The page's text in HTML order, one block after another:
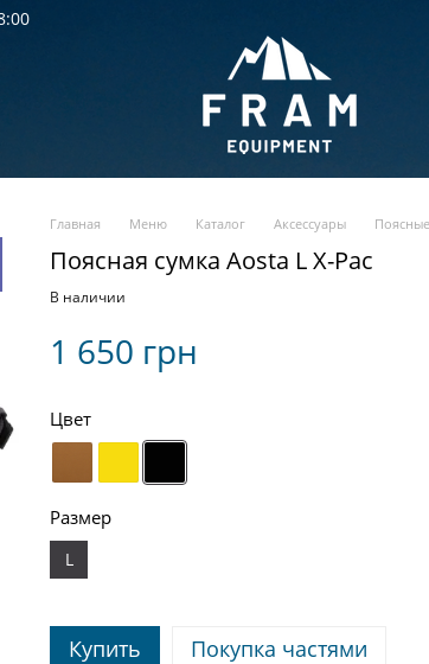
Главная Меню Каталог Аксессуары
Поясная сумка Aosta L X-Pac
В наличии
1 650 грн
Цвет
Размер
L
Купить
Покупка частями